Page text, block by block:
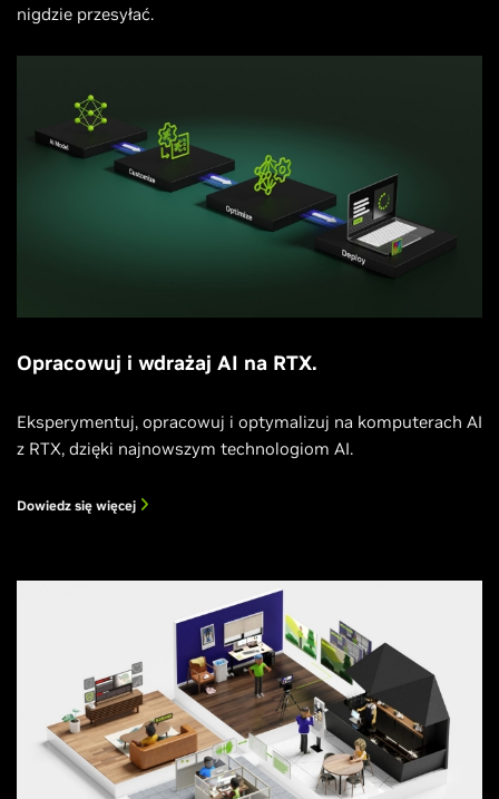
nigdzie przesyłać.
Opracowuj i wdrażaj AI na RTX.
Eksperymentuj, opracowuj i optymalizuj na komputerach AI
z RTX, dzięki najnowszym technologiom AI.
Dowiedz się więcej